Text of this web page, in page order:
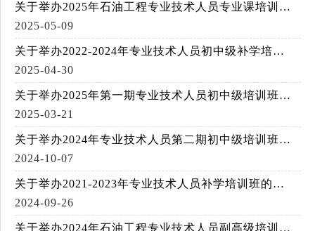
关于举办2025年石油工程专业技术人员专业课培训班的通知
2025-05-09
关于举办2022-2024年专业技术人员初中级补学培训班的通知
2025-04-30
关于举办2025年第一期专业技术人员初中级培训班的通知
2025-03-21
关于举办2024年专业技术人员第二期初中级培训班的通知
2024-10-07
关于举办2021-2023年专业技术人员补学培训班的通知
2024-09-26
关于举办2024年石油工程专业技术人员副高级培训班的通知